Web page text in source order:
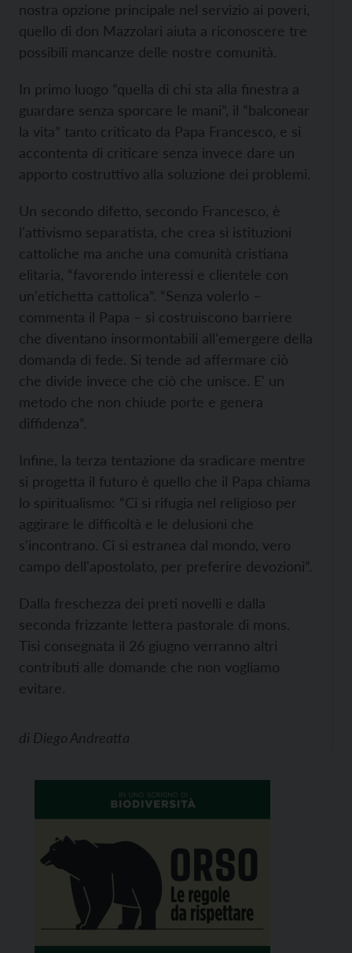
nostra opzione principale nel servizio ai poveri,
quello di don Mazzolari aiuta a riconoscere tre
possibili mancanze delle nostre comunità.
In primo luogo “quella di chi sta alla finestra a
guardare senza sporcare le mani”, il “balconear
la vita” tanto criticato da Papa Francesco, e si
accontenta di criticare senza invece dare un
apporto costruttivo alla soluzione dei problemi.
Un secondo difetto, secondo Francesco, è
l'attivismo separatista, che crea sì istituzioni
cattoliche ma anche una comunità cristiana
elitaria, “favorendo interessi e clientele con
un'etichetta cattolica”. “Senza volerlo –
commenta il Papa – si costruiscono barriere
che diventano insormontabili all'emergere della
domanda di fede. Si tende ad affermare ciò
che divide invece che ciò che unisce. E' un
metodo che non chiude porte e genera
diffidenza”.
Infine, la terza tentazione da sradicare mentre
si progetta il futuro è quello che il Papa chiama
lo spiritualismo: “Ci si rifugia nel religioso per
aggirare le difficoltà e le delusioni che
s'incontrano. Ci si estranea dal mondo, vero
campo dell'apostolato, per preferire devozioni”.
Dalla freschezza dei preti novelli e dalla
seconda frizzante lettera pastorale di mons.
Tisi consegnata il 26 giugno verranno altri
contributi alle domande che non vogliamo
evitare.
di Diego Andreatta